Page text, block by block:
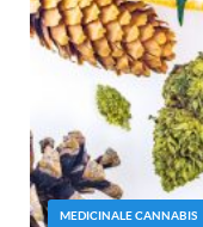
MEDICINALE CANNABIS